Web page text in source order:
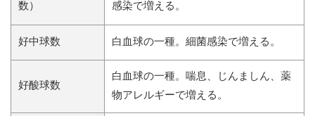
数）
感染で増える。
好中球数 白血球の一種。細菌感染で増える。
好酸球数
白血球の一種。喘息、じんましん、薬
物アレルギーで増える。